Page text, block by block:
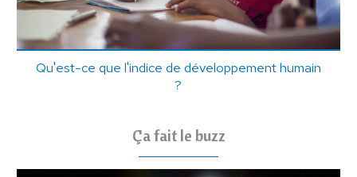
Qu'est-ce que l'indice de développement humain
?
Ça fait le buzz